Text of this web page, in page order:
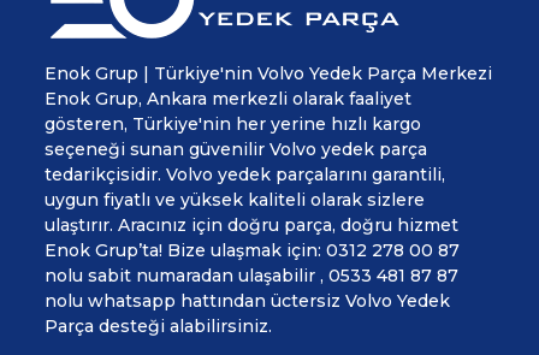
Enok Grup | Türkiye'nin Volvo Yedek Parça Merkezi
Enok Grup, Ankara merkezli olarak faaliyet
gösteren, Türkiye'nin her yerine hızlı kargo
seçeneği sunan güvenilir Volvo yedek parça
tedarikçisidir. Volvo yedek parçalarını garantili,
uygun fiyatlı ve yüksek kaliteli olarak sizlere
ulaştırır. Aracınız için doğru parça, doğru hizmet
Enok Grup’ta! Bize ulaşmak için: 0312 278 00 87
nolu sabit numaradan ulaşabilir , 0533 481 87 87
nolu whatsapp hattından üctersiz Volvo Yedek
Parça desteği alabilirsiniz.